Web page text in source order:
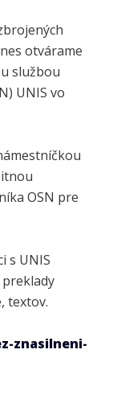
otvárame
službou
UNIS vo
OSN pre
s UNIS
textov.
znasilneni-